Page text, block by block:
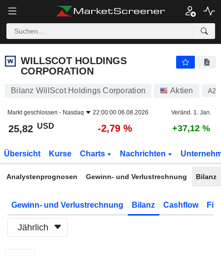
WILLSCOT HOLDINGS
CORPORATION
Bilanz WillScot Holdings Corporation Aktien
Markt geschlossen - Nasdaq 22:00:00 06.08.2026 Veränd. 1. Jan.
25,82 USD -2,79 % +37,12 %
Übersicht Kurse Charts Nachrichten
Analystenprognosen Gewinn- und Verlustrechnung Bilanz
Gewinn- und Verlustrechnung Bilanz Cashflow
Jährlich